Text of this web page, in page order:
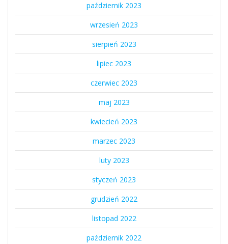
październik 2023
wrzesień 2023
sierpień 2023
lipiec 2023
czerwiec 2023
maj 2023
kwiecień 2023
marzec 2023
luty 2023
styczeń 2023
grudzień 2022
listopad 2022
październik 2022